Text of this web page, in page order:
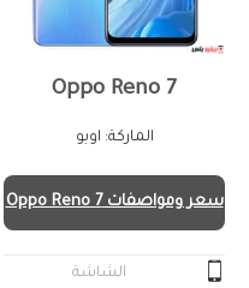
Oppo Reno 7
الماركة: اوبو
سعر ومواصفات Oppo Reno 7
الشاشة